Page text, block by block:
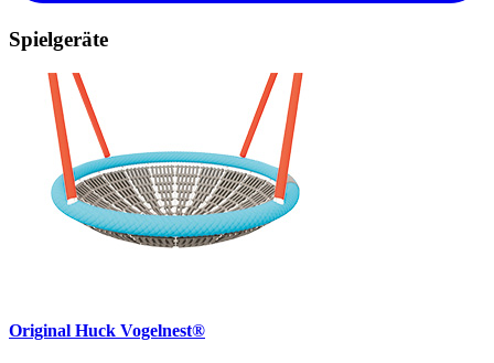
Spielgeräte
Original Huck Vogelnest®